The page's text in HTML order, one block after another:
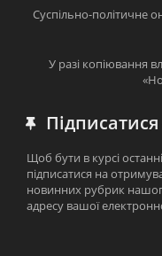
Суспільно-політичне
У разі копіювання
Підписатися
Щоб бути в курсі
підписатися на
новинних рубрик
адресу вашої